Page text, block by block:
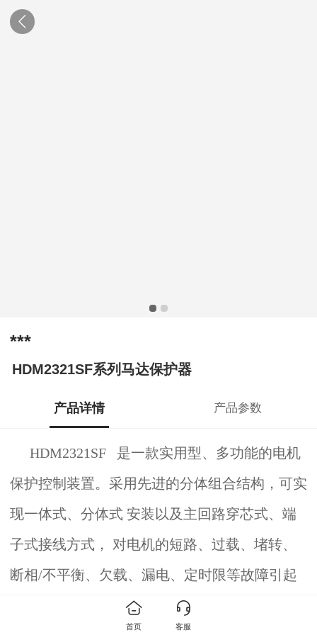
***
HDM2321SF系列马达保护器
产品详情 产品参数
HDM2321SF 是一款实用型、多功能的电机
保护控制装置。采用先进的分体组合结构，可实
现一体式、分体式 安装以及主回路穿芯式、端
子式接线方式， 对电机的短路、过载、堵转、
断相/不平衡、欠载、漏电、定时限等故障引起
的危害予以保护。。
首页 客服